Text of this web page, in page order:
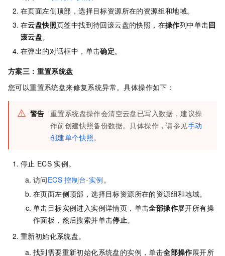
在页面左侧顶部，选择目标资源所在的资源组和地域。
在云盘快照页签中找到待回滚云盘的快照，在操作列中单击回
滚云盘。
在弹出的对话框中，单击确定。
方案三：重置系统盘
您可以重置系统盘来修复系统异常。具体操作如下：
警告 重置系统盘操作会清空云盘已写入数据，建议操
作前创建快照备份数据。具体操作，请参见手动
创建单个快照。
停止 ECS 实例。
访问ECS 控制台-实例 。
在页面左侧顶部，选择目标资源所在的资源组和地域。
单击目标实例进入实例详情页，单击全部操作展开所有操
作面板，然后搜索并单击停止。
重新初始化系统盘。
找到需要重新初始化系统盘的实例，单击全部操作展开所